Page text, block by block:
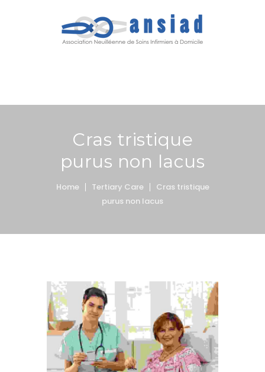
Cras tristique
purus non lacus
Home Tertiary Care
Cras tristique
purus non lacus